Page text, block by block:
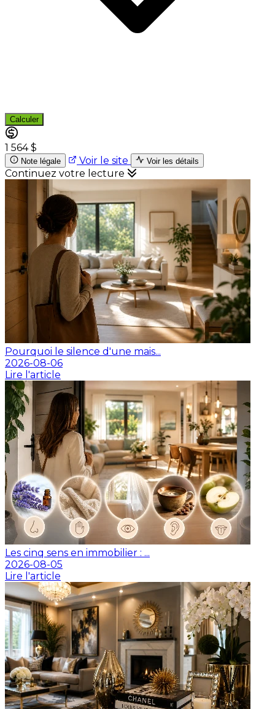
Calculer
1 564 $
Note légale Voir le site Voir les détails
Continuez votre lecture
Pourquoi le silence d'une mais...
2026-08-06
Lire l'article
Les cinq sens en immobilier : ...
2026-08-05
Lire l'article